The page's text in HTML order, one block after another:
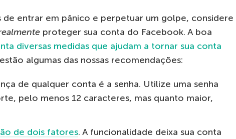
de entrar em pânico e perpetuar um golpe, considere
proteger sua conta do Facebook. A boa
diversas medidas que ajudam a tornar sua conta
algumas das nossas recomendações:
de qualquer conta é a senha. Utilize uma senha
pelo menos 12 caracteres, mas quanto maior,
de dois fatores. A funcionalidade deixa sua conta